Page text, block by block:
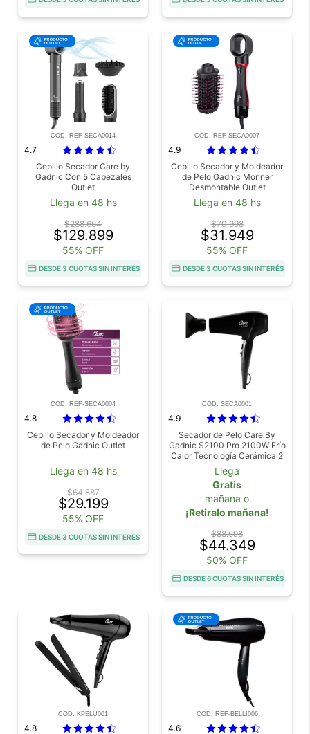
COD. REF-SECA0014
4.7
Cepillo Secador Care by
Gadnic Con 5 Cabezales
Outlet
Llega en 48 hs
$288.664
$129.899
55% OFF
DESDE 3 CUOTAS SIN INTERÉS
COD. REF-SECA0007
4.9
Cepillo Secador y Moldeador
de Pelo Gadnic Monner
Desmontable Outlet
Llega en 48 hs
$70.998
$31.949
55% OFF
DESDE 3 CUOTAS SIN INTERÉS
COD. REF-SECA0004
4.8
Cepillo Secador y Moldeador
de Pelo Gadnic Outlet
Llega en 48 hs
$64.887
$29.199
55% OFF
DESDE 3 CUOTAS SIN INTERÉS
COD. SECA0001
4.9
Secador de Pelo Care By
Gadnic S2100 Pro 2100W Frío
Calor Tecnología Cerámica 2
Vel
Llega
Gratis
mañana o
¡Retiralo mañana!
$88.698
$44.349
50% OFF
DESDE 6 CUOTAS SIN INTERÉS
COD. KPELU001
4.8
COD. REF-BELLI006
4.6